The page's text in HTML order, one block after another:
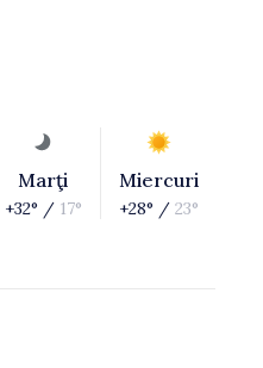
Marţi
+32° / 17°
Miercuri
+28° / 23°